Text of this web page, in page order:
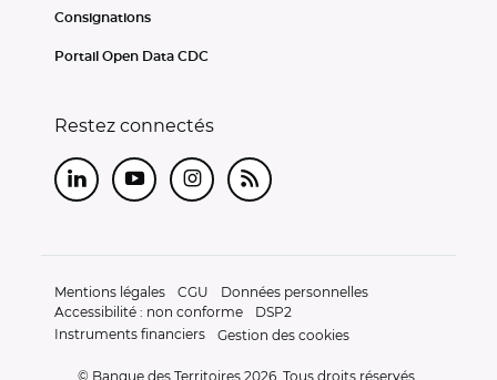
Consignations
Portail Open Data CDC
Restez connectés
LinkedInYoutubeInstagram
RSS
Mentions légales CGU
Données personnelles
Accessibilité : non conforme
DSP2
Instruments financiers
Gestion des cookies
© Banque des Territoires 2026. Tous droits réservés.